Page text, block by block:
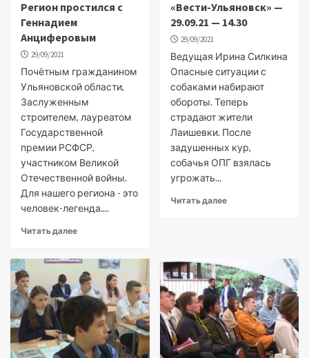
Регион простился с
Геннадием
Анциферовым
29/09/2021
Почётным гражданином
Ульяновской области,
Заслуженным
строителем, лауреатом
Государственной
премии РСФСР,
участником Великой
Отечественной войны.
Для нашего региона - это
человек-легенда....
Читать далее
«Вести-Ульяновск» —
29.09.21 — 14.30
29/09/2021
Ведущая Ирина Силкина
Опасные ситуации с
собаками набирают
обороты. Теперь
страдают жители
Лаишевки. После
задушенных кур,
собачья ОПГ взялась
угрожать...
Читать далее